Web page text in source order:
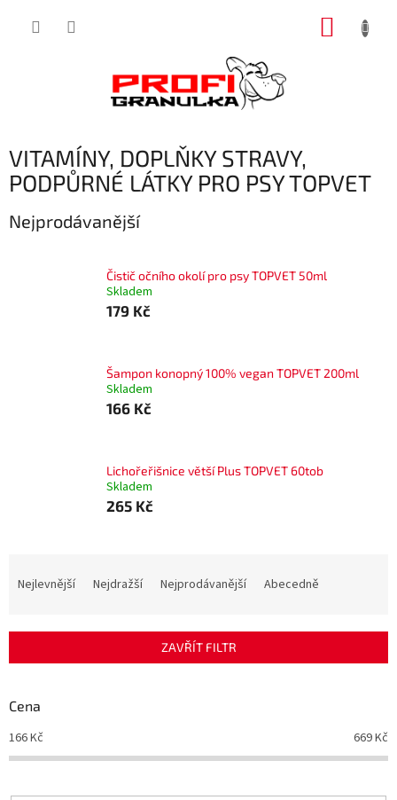
VITAMÍNY, DOPLŇKY STRAVY,
PODPŮRNÉ LÁTKY PRO PSY TOPVET
Nejprodávanější
Čistič očního okolí pro psy TOPVET 50ml
Skladem
179 Kč
Šampon konopný 100% vegan TOPVET 200ml
Skladem
166 Kč
Lichořeřišnice větší Plus TOPVET 60tob
Skladem
265 Kč
í
r
o
d
u
Nejlevnější Nejdražší Nejprodávanější Abecedně
ZAVŘÍT FILTR
Cena
166Kč 669Kč